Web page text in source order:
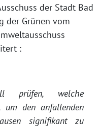
der Stadt Bad
der Grünen vom
:
prüfen, welche
um den anfallenden
signifikant zu